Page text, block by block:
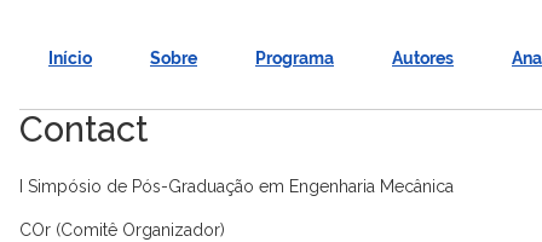
Início Sobre Programa Autores
Contact
I Simpósio de Pós-Graduação em Engenharia Mecânica
COr (Comitê Organizador)